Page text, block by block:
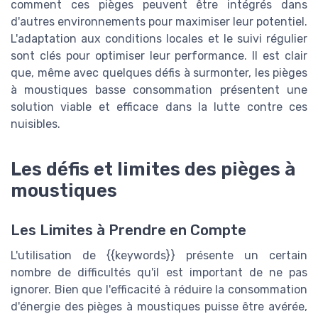
comment ces pièges peuvent être intégrés dans
d'autres environnements pour maximiser leur potentiel.
L'adaptation aux conditions locales et le suivi régulier
sont clés pour optimiser leur performance. Il est clair
que, même avec quelques défis à surmonter, les pièges
à moustiques basse consommation présentent une
solution viable et efficace dans la lutte contre ces
nuisibles.
Les défis et limites des pièges à
moustiques
Les Limites à Prendre en Compte
L'utilisation de {{keywords}} présente un certain
nombre de difficultés qu'il est important de ne pas
ignorer. Bien que l'efficacité à réduire la consommation
d'énergie des pièges à moustiques puisse être avérée,